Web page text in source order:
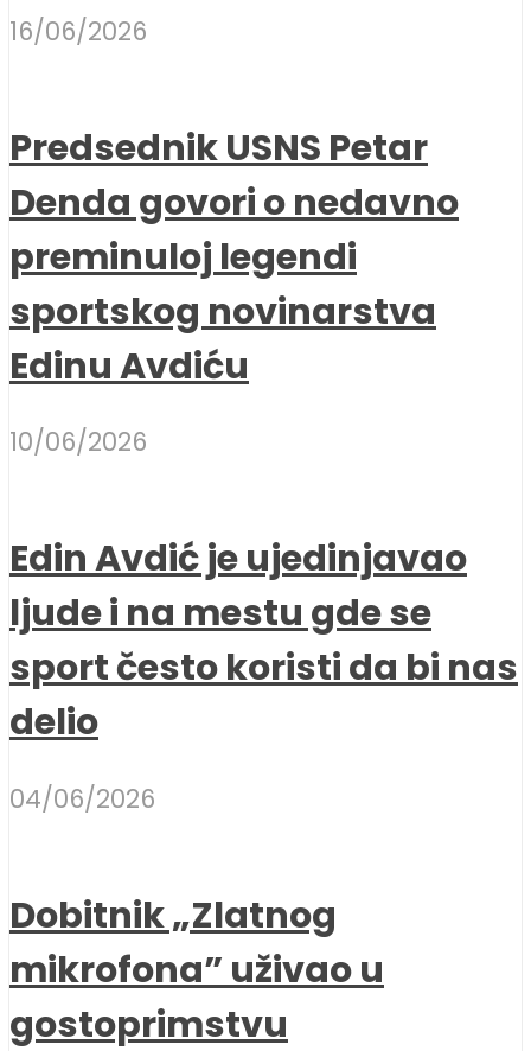
16/06/2026
Predsednik USNS Petar
Denda govori o nedavno
preminuloj legendi
sportskog novinarstva
Edinu Avdiću
10/06/2026
Edin Avdić je ujedinjavao
ljude i na mestu gde se
sport često koristi da bi nas
delio
04/06/2026
Dobitnik „Zlatnog
mikrofona” uživao u
gostoprimstvu